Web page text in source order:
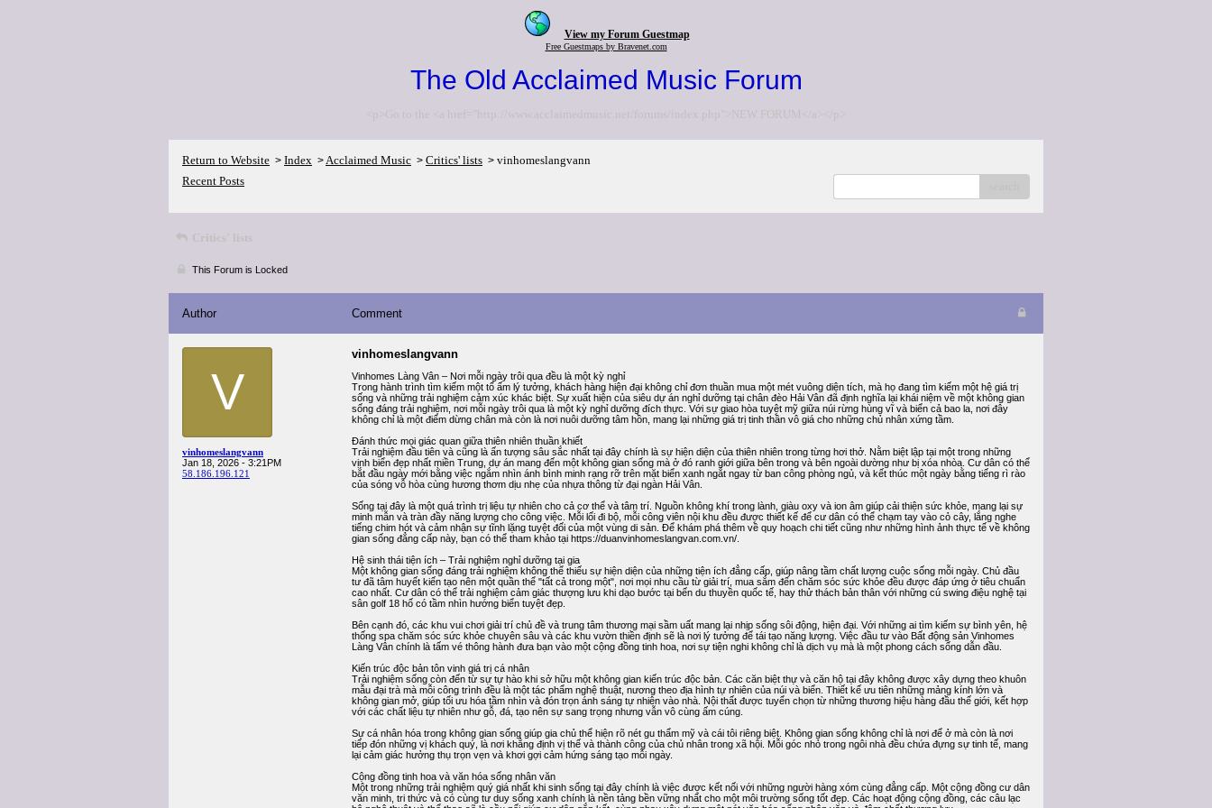
View my Forum Guestmap
Free Guestmaps by Bravenet.com
The Old Acclaimed Music Forum
<p>Go to the <a href="http://www.acclaimedmusic.net/forums/index.php">NEW FORUM</a></p>
Return to Website > Index >Acclaimed Music > Critics' lists > vinhomeslangvann
Recent Posts
Critics' lists
This Forum is Locked
Author Comment
V
vinhomeslangvann
Jan 18, 2026 - 3:21PM
58.186.196.121
vinhomeslangvann
Vinhomes Làng Vân – Nơi mỗi ngày trôi qua đều là một kỳ nghỉ
Trong hành trình tìm kiếm một tổ ấm lý tưởng, khách hàng hiện đại không chỉ đơn thuần mua một mét vuông diện tích, mà họ đang tìm kiếm một hệ giá trị
sống và những trải nghiệm cảm xúc khác biệt. Sự xuất hiện của siêu dự án nghỉ dưỡng tại chân đèo Hải Vân đã định nghĩa lại khái niệm về một không gian
sống đáng trải nghiệm, nơi mỗi ngày trôi qua là một kỳ nghỉ dưỡng đích thực. Với sự giao hòa tuyệt mỹ giữa núi rừng hùng vĩ và biển cả bao la, nơi đây
không chỉ là một điểm dừng chân mà còn là nơi nuôi dưỡng tâm hồn, mang lại những giá trị tinh thần vô giá cho những chủ nhân xứng tầm.
Đánh thức mọi giác quan giữa thiên nhiên thuần khiết
Trải nghiệm đầu tiên và cũng là ấn tượng sâu sắc nhất tại đây chính là sự hiện diện của thiên nhiên trong từng hơi thở. Nằm biệt lập tại một trong những
vịnh biển đẹp nhất miền Trung, dự án mang đến một không gian sống mà ở đó ranh giới giữa bên trong và bên ngoài dường như bị xóa nhòa. Cư dân có thể
bắt đầu ngày mới bằng việc ngắm nhìn ánh bình minh rạng rỡ trên mặt biển xanh ngắt ngay từ ban công phòng ngủ, và kết thúc một ngày bằng tiếng rì rào
của sóng vỗ hòa cùng hương thơm dịu nhẹ của nhựa thông từ đại ngàn Hải Vân.
Sống tại đây là một quá trình trị liệu tự nhiên cho cả cơ thể và tâm trí. Nguồn không khí trong lành, giàu oxy và ion âm giúp cải thiện sức khỏe, mang lại sự
minh mẫn và tràn đầy năng lượng cho công việc. Mỗi lối đi bộ, mỗi công viên nội khu đều được thiết kế để cư dân có thể chạm tay vào cỏ cây, lắng nghe
tiếng chim hót và cảm nhận sự tĩnh lặng tuyệt đối của một vùng di sản. Để khám phá thêm về quy hoạch chi tiết cũng như những hình ảnh thực tế về không
gian sống đẳng cấp này, bạn có thể tham khảo tại https://duanvinhomeslangvan.com.vn/.
Hệ sinh thái tiện ích – Trải nghiệm nghỉ dưỡng tại gia
Một không gian sống đáng trải nghiệm không thể thiếu sự hiện diện của những tiện ích đẳng cấp, giúp nâng tầm chất lượng cuộc sống mỗi ngày. Chủ đầu
tư đã tâm huyết kiến tạo nên một quần thể "tất cả trong một", nơi mọi nhu cầu từ giải trí, mua sắm đến chăm sóc sức khỏe đều được đáp ứng ở tiêu chuẩn
cao nhất. Cư dân có thể trải nghiệm cảm giác thượng lưu khi dạo bước tại bến du thuyền quốc tế, hay thử thách bản thân với những cú swing điệu nghệ tại
sân golf 18 hố có tầm nhìn hướng biển tuyệt đẹp.
Bên cạnh đó, các khu vui chơi giải trí chủ đề và trung tâm thương mại sầm uất mang lại nhịp sống sôi động, hiện đại. Với những ai tìm kiếm sự bình yên, hệ
thống spa chăm sóc sức khỏe chuyên sâu và các khu vườn thiền định sẽ là nơi lý tưởng để tái tạo năng lượng. Việc đầu tư vào Bất động sản Vinhomes
Làng Vân chính là tấm vé thông hành đưa bạn vào một cộng đồng tinh hoa, nơi sự tiện nghi không chỉ là dịch vụ mà là một phong cách sống dẫn đầu.
Kiến trúc độc bản tôn vinh giá trị cá nhân
Trải nghiệm sống còn đến từ sự tự hào khi sở hữu một không gian kiến trúc độc bản. Các căn biệt thự và căn hộ tại đây không được xây dựng theo khuôn
mẫu đại trà mà mỗi công trình đều là một tác phẩm nghệ thuật, nương theo địa hình tự nhiên của núi và biển. Thiết kế ưu tiên những mảng kính lớn và
không gian mở, giúp tối ưu hóa tầm nhìn và đón trọn ánh sáng tự nhiên vào nhà. Nội thất được tuyển chọn từ những thương hiệu hàng đầu thế giới, kết hợp
với các chất liệu tự nhiên như gỗ, đá, tạo nên sự sang trọng nhưng vẫn vô cùng ấm cúng.
Sự cá nhân hóa trong không gian sống giúp gia chủ thể hiện rõ nét gu thẩm mỹ và cái tôi riêng biệt. Không gian sống không chỉ là nơi để ở mà còn là nơi
tiếp đón những vị khách quý, là nơi khẳng định vị thế và thành công của chủ nhân trong xã hội. Mỗi góc nhỏ trong ngôi nhà đều chứa đựng sự tinh tế, mang
lại cảm giác hưởng thụ trọn vẹn và khơi gợi cảm hứng sáng tạo mỗi ngày.
Cộng đồng tinh hoa và văn hóa sống nhân văn
Một trong những trải nghiệm quý giá nhất khi sinh sống tại đây chính là việc được kết nối với những người hàng xóm cùng đẳng cấp. Một cộng đồng cư dân
văn minh, tri thức và có cùng tư duy sống xanh chính là nền tảng bền vững nhất cho một môi trường sống tốt đẹp. Các hoạt động cộng đồng, các câu lạc